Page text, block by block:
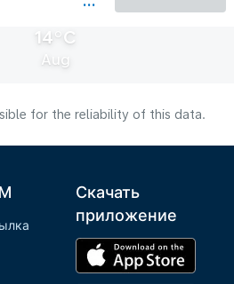
14°C
Aug
for the reliability of this data.
Скачать
приложение